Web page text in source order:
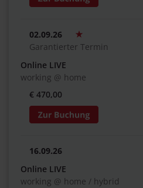
02.09.26
Garantierter Termin
Online LIVE
working @ home
€ 470,00
16.09.26
Online LIVE
working @ home / hybrid